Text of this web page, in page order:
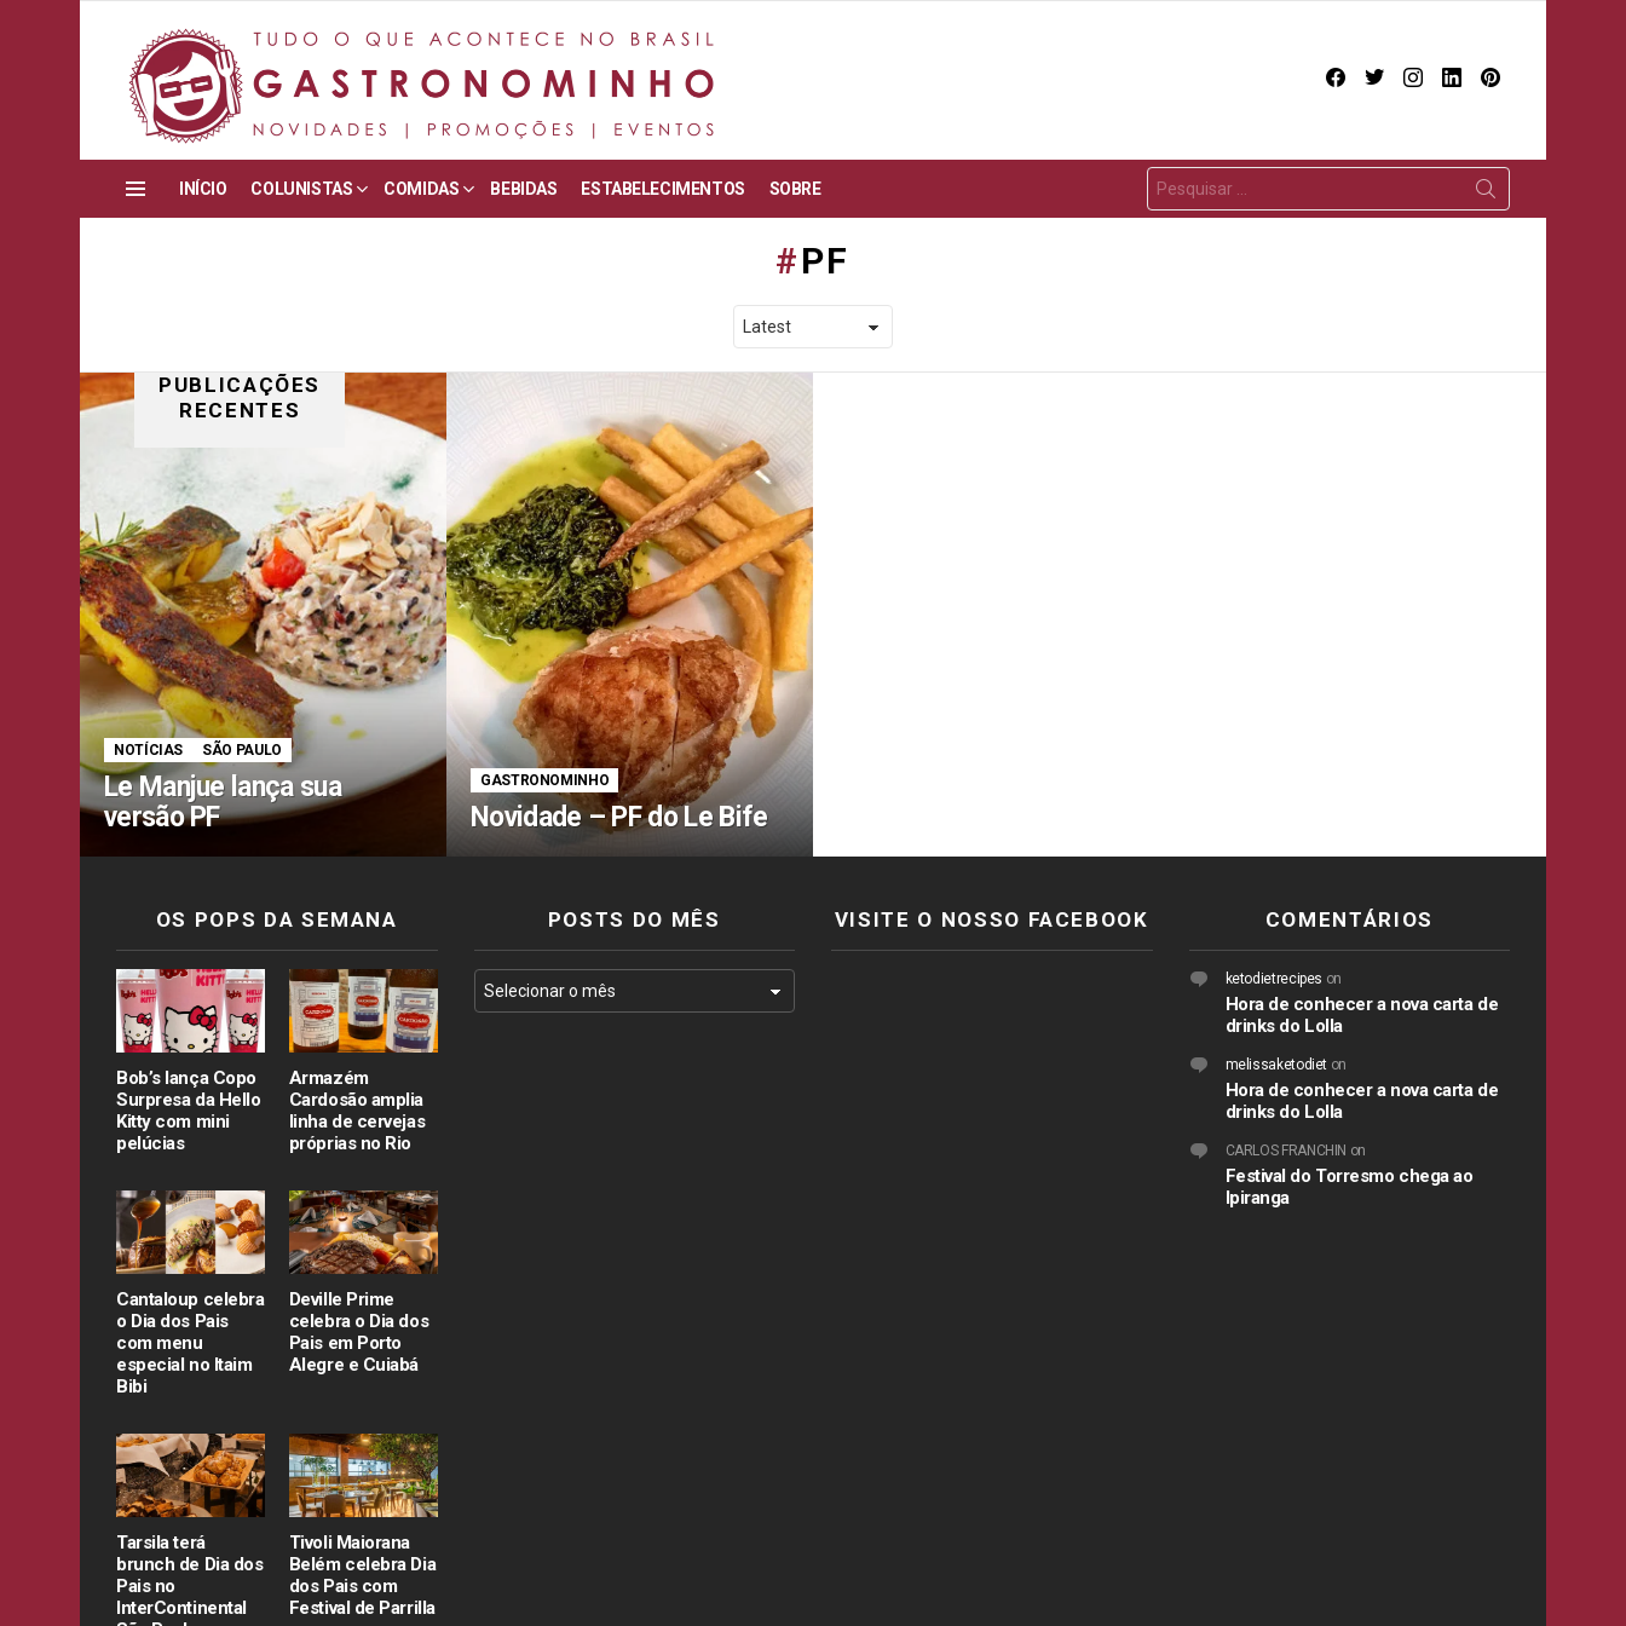
facebooktwitterinstagram
linkedin
INÍCIO COLUNISTAS COMIDAS BEBIDAS ESTABELECIMENTOS SOBRE
PF
PUBLICAÇÕES
RECENTES
NOTÍCIAS SÃO PAULO
Le Manjue lança sua
versão PF
GASTRONOMINHO
Novidade – PF do Le Bife
OS POPS DA SEMANA
Bob’s lança Copo
Surpresa da Hello
Kitty com mini
pelúcias
Armazém
Cardosão amplia
linha de cervejas
próprias no Rio
Cantaloup celebra
o Dia dos Pais
com menu
especial no Itaim
Bibi
Deville Prime
celebra o Dia dos
Pais em Porto
Alegre e Cuiabá
Tarsila terá
brunch de Dia dos
Pais no
InterContinental
Tivoli Maiorana
Belém celebra Dia
dos Pais com
Festival de Parrilla
POSTS DO MÊS VISITE O NOSSO FACEBOOK COMENTÁRIOS
ketodietrecipes on
Hora de conhecer a nova carta de
drinks do Lolla
melissaketodiet on
Hora de conhecer a nova carta de
drinks do Lolla
CARLOS FRANCHIN on
Festival do Torresmo chega ao
Ipiranga